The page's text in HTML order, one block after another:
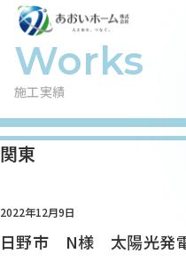
施工実績
関東
2022年12月9日
日野市 N様 太陽光発